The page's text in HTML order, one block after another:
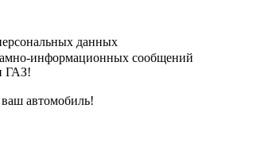
данных
информационных сообщений
ГАЗ!
ваш автомобиль!